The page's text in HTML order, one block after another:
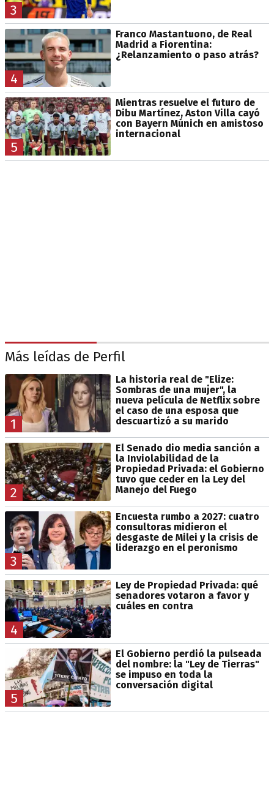
3
4
Franco Mastantuono, de Real
Madrid a Fiorentina:
¿Relanzamiento o paso atrás?
5
Mientras resuelve el futuro de
Dibu Martínez, Aston Villa cayó
con Bayern Múnich en amistoso
internacional
Más leídas de Perfil
1
La historia real de "Elize:
Sombras de una mujer", la
nueva película de Netflix sobre
el caso de una esposa que
descuartizó a su marido
2
El Senado dio media sanción a
la Inviolabilidad de la
Propiedad Privada: el Gobierno
tuvo que ceder en la Ley del
Manejo del Fuego
3
Encuesta rumbo a 2027: cuatro
consultoras midieron el
desgaste de Milei y la crisis de
liderazgo en el peronismo
4
Ley de Propiedad Privada: qué
senadores votaron a favor y
cuáles en contra
5
El Gobierno perdió la pulseada
del nombre: la "Ley de Tierras"
se impuso en toda la
conversación digital